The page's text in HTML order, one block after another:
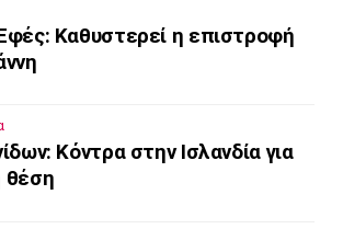
Καθυστερεί η επιστροφή
Κόντρα στην Ισλανδία για
θέση